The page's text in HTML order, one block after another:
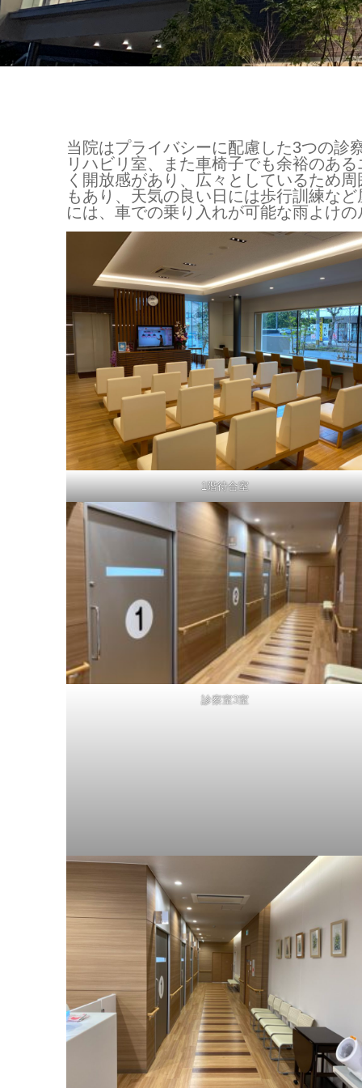
当院はプライバシーに配慮した3つの診
リハビリ室、また車椅子でも余裕のあ
く開放感があり、広々としているため
もあり、天気の良い日には歩行訓練な
には、車での乗り入れが可能な雨よけ
1階待合室
診察室3室